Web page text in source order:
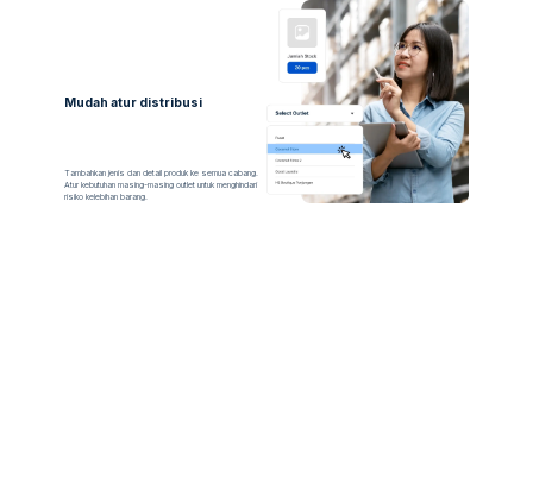
Mudah atur distribusi
Tambahkan jenis dan detail produk ke semua cabang.
Atur kebutuhan masing-masing outlet untuk menghindari
risiko kelebihan barang.